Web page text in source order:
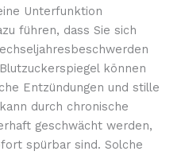
Unterfunktion
führen, dass Sie sich
können
Entzündungen und stille
durch chronische
geschwächt werden,
spürbar sind. Solche